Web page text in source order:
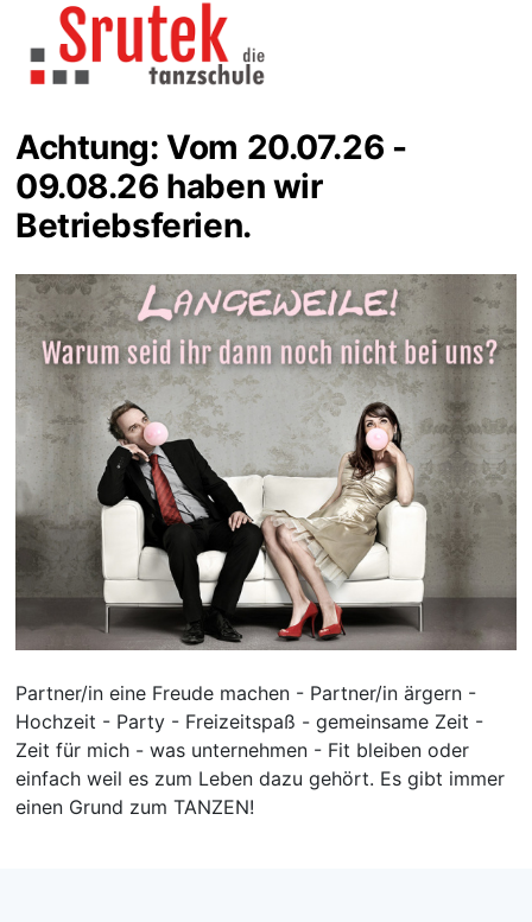
Achtung: Vom 20.07.26 -
09.08.26 haben wir
Betriebsferien.
Partner/in eine Freude machen - Partner/in ärgern -
Hochzeit - Party - Freizeitspaß - gemeinsame Zeit -
Zeit für mich - was unternehmen - Fit bleiben oder
einfach weil es zum Leben dazu gehört. Es gibt immer
einen Grund zum TANZEN!